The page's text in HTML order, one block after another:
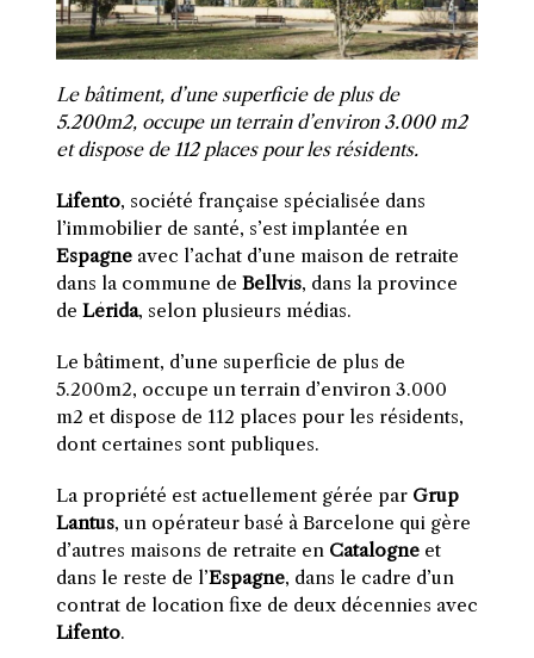
Le bâtiment, d’une superficie de plus de
5.200m2, occupe un terrain d’environ 3.000 m2
et dispose de 112 places pour les résidents.
Lifento, société française spécialisée dans
l’immobilier de santé, s’est implantée en
Espagneavec l’achat d’une maison de retraite
dans la commune de Bellvís, dans la province
de Lérida, selon plusieurs médias.
Le bâtiment, d’une superficie de plus de
5.200m2, occupe un terrain d’environ 3.000
m2 et dispose de 112 places pour les résidents,
dont certaines sont publiques.
La propriété est actuellement gérée par Grup
Lantus, un opérateur basé à Barcelone qui gère
d’autres maisons de retraite en Catalogneet
dans le reste de l’Espagne, dans le cadre d’un
contrat de location fixe de deux décennies avec
Lifento.